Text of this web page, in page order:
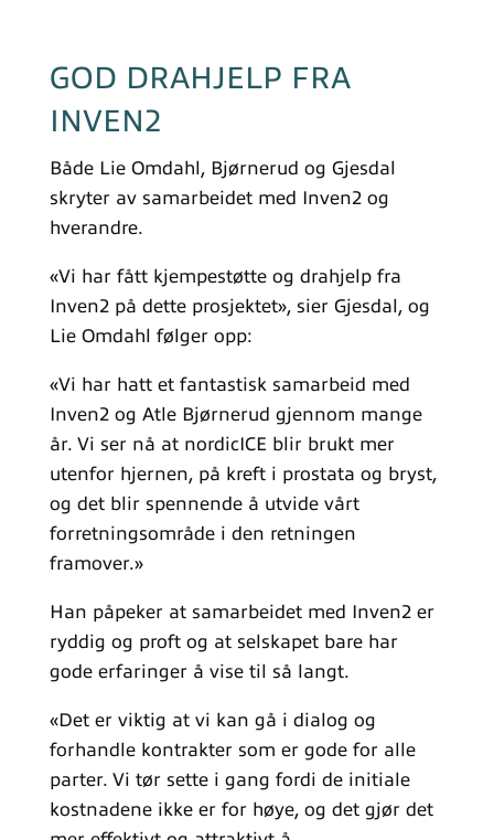
GOD DRAHJELP FRA
INVEN2
Både Lie Omdahl, Bjørnerud og Gjesdal
skryter av samarbeidet med Inven2 og
hverandre.
«Vi har fått kjempestøtte og drahjelp fra
Inven2 på dette prosjektet», sier Gjesdal, og
Lie Omdahl følger opp:
«Vi har hatt et fantastisk samarbeid med
Inven2 og Atle Bjørnerud gjennom mange
år. Vi ser nå at nordicICE blir brukt mer
utenfor hjernen, på kreft i prostata og bryst,
og det blir spennende å utvide vårt
forretningsområde i den retningen
framover.»
Han påpeker at samarbeidet med Inven2 er
ryddig og proft og at selskapet bare har
gode erfaringer å vise til så langt.
«Det er viktig at vi kan gå i dialog og
forhandle kontrakter som er gode for alle
parter. Vi tør sette i gang fordi de initiale
kostnadene ikke er for høye, og det gjør det